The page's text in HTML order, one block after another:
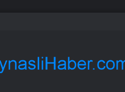
ve grup başkanvekilleri belirlendi